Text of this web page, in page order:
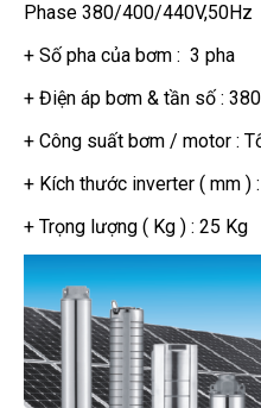
Phase 380/400/440V,50Hz
+ Số pha của bơm : 3 pha
+ Điện áp bơm & tần số :
+ Công suất bơm / motor :
+ Kích thước inverter ( mm )
+ Trọng lượng ( Kg ) : 25 Kg